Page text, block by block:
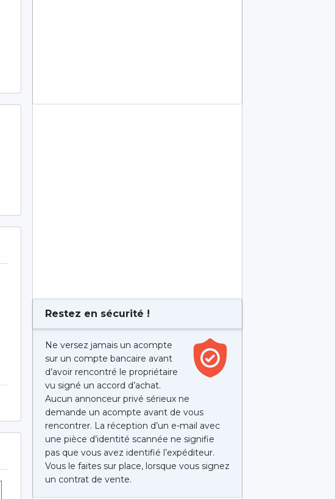
Restez en sécurité !
Ne versez jamais un acompte
sur un compte bancaire avant
d’avoir rencontré le propriétaire
vu signé un accord d’achat.
Aucun annonceur privé sérieux ne
demande un acompte avant de vous
rencontrer. La réception d’un e-mail avec
une pièce d’identité scannée ne signifie
pas que vous avez identifié l’expéditeur.
Vous le faites sur place, lorsque vous signez
un contrat de vente.